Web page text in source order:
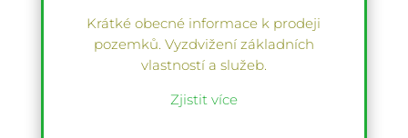
Krátké obecné informace k prodeji
pozemků. Vyzdvižení základních
vlastností a služeb.
Zjistit více